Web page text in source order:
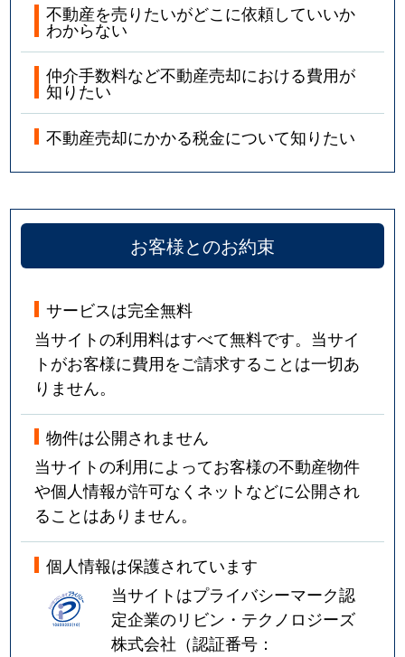
不動産を売りたいがどこに依頼していいか
わからない
仲介手数料など不動産売却における費用が
知りたい
不動産売却にかかる税金について知りたい
お客様とのお約束
サービスは完全無料
当サイトの利用料はすべて無料です。当サイ
トがお客様に費用をご請求することは一切あ
りません。
物件は公開されません
当サイトの利用によってお客様の不動産物件
や個人情報が許可なくネットなどに公開され
ることはありません。
個人情報は保護されています
当サイトはプライバシーマーク認
定企業のリビン・テクノロジーズ
株式会社（認証番号：